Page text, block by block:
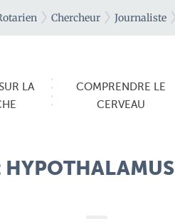
Chercheur Journaliste
LA
COMPRENDRE LE
CERVEAU
HYPOTHALAMUS